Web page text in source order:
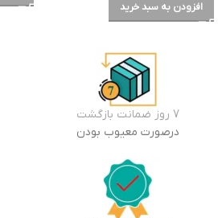
افزودن به سبد خرید
7 روز ضمانت بازگشت
درصورت معیوب بودن